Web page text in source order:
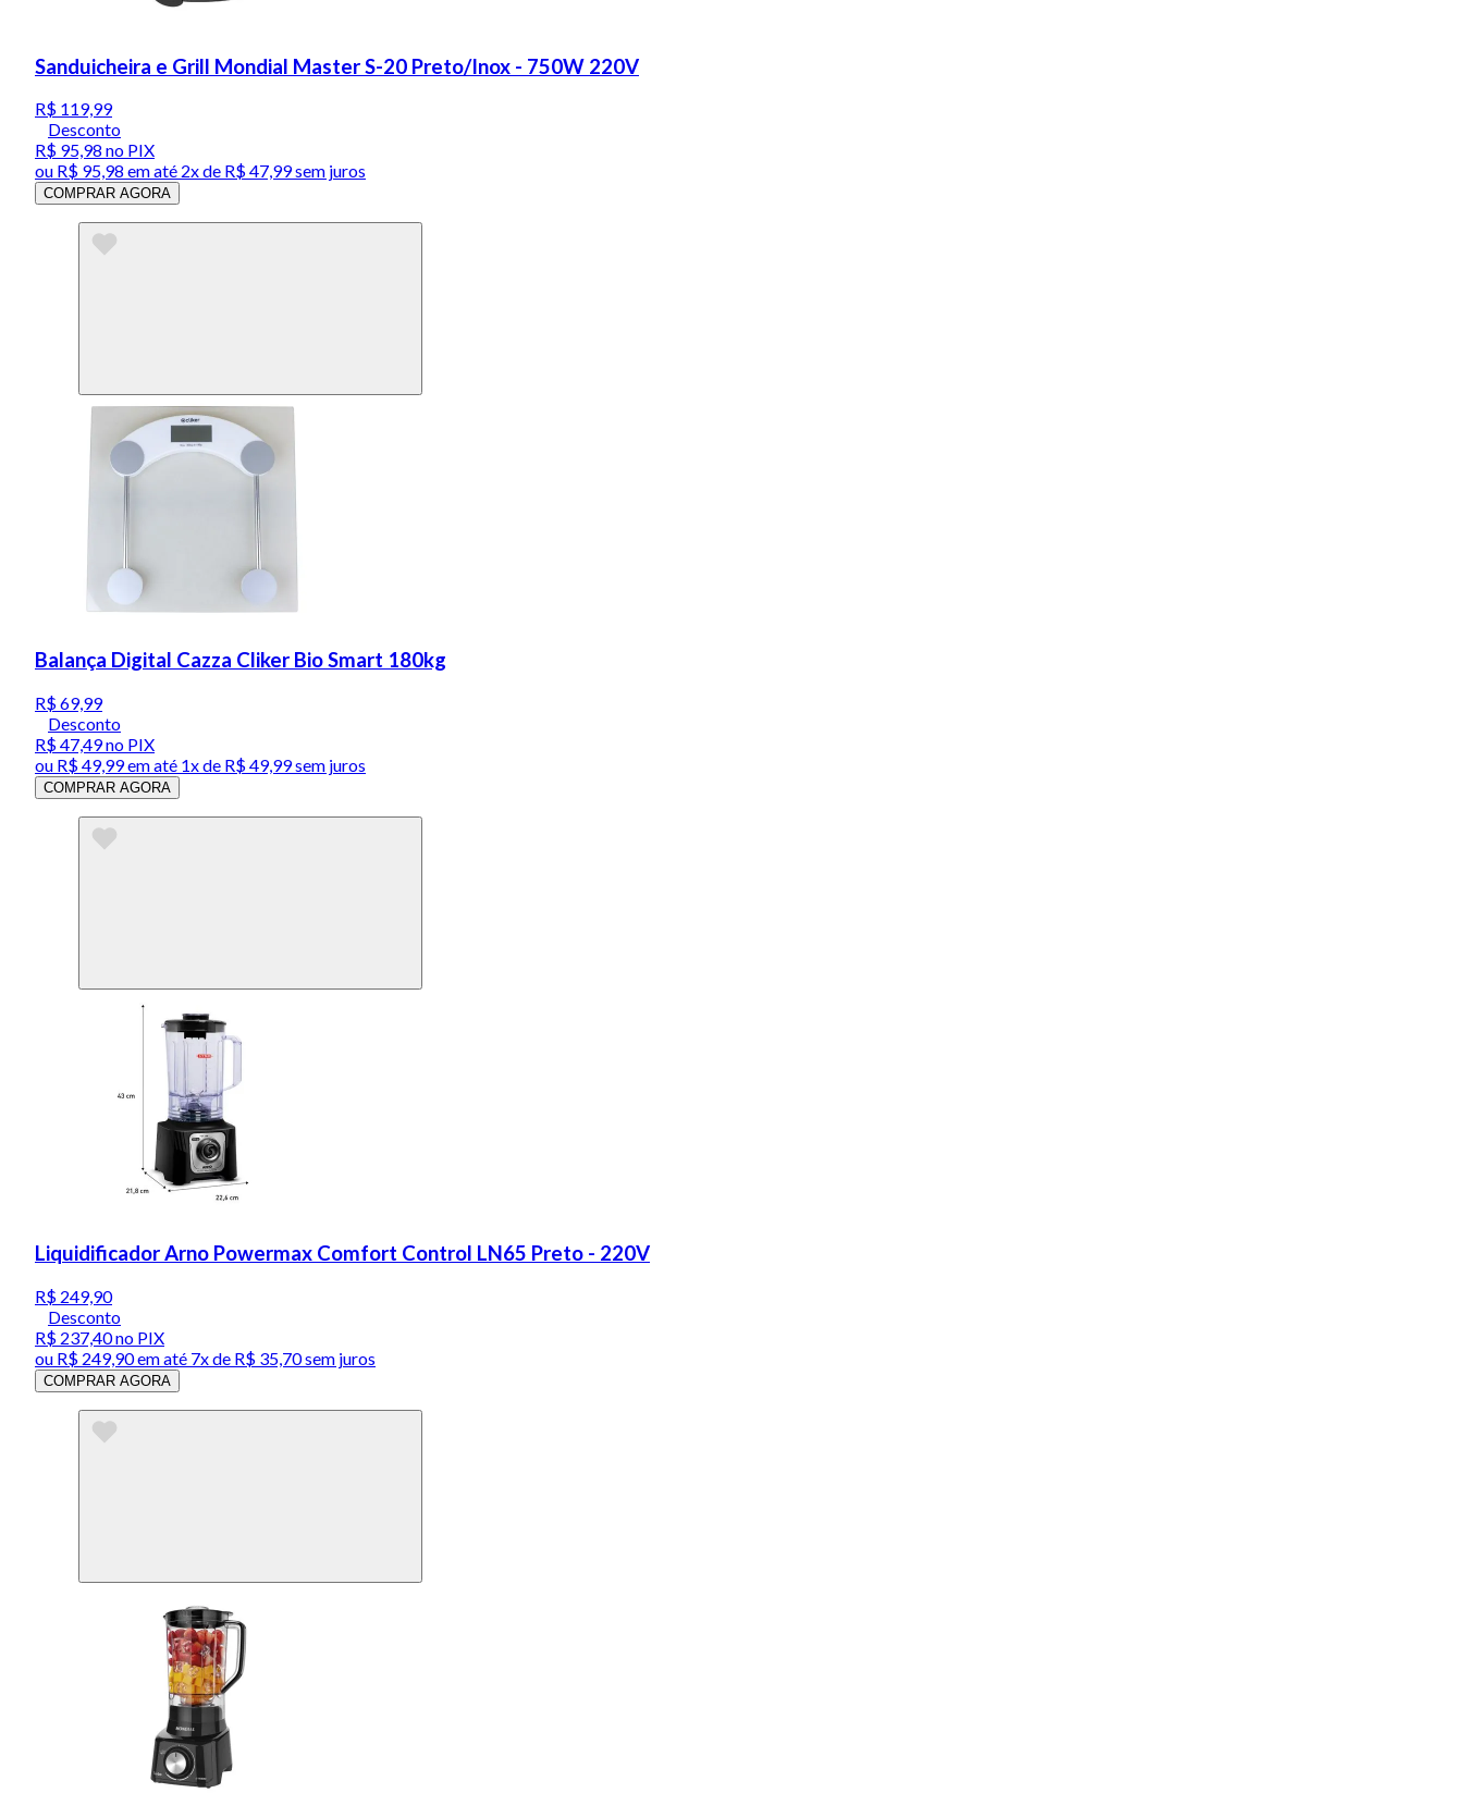
Sanduicheira e Grill Mondial Master S-20 Preto/Inox - 750W 220V
R$ 119,99
Desconto
R$ 95,98 no PIX
ou R$ 95,98 em até 2x de R$ 47,99 sem juros
COMPRAR AGORA
Balança Digital Cazza Cliker Bio Smart 180kg
R$ 69,99
Desconto
R$ 47,49no PIX
ou R$ 49,99em até 1x de R$ 49,99sem juros
COMPRAR AGORA
Liquidificador Arno Powermax Comfort Control LN65 Preto - 220V
R$ 249,90
Desconto
R$ 237,40no PIX
ou R$ 249,90em até 7x de R$ 35,70 sem juros
COMPRAR AGORA